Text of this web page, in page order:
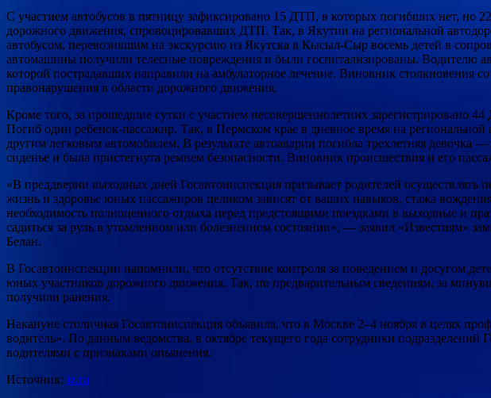
С участием автобусов в пятницу зафиксировано 15 ДТП, в которых погибших нет, но
дорожного движения, спровоцировавших ДТП. Так, в Якутии на региональной
автобусом, перевозившим на экскурсию из Якутска в Кысыл-Сыр восемь детей в
автомашины получили телесные повреждения и были госпитализированы. Водителю
которой пострадавших направили на амбулаторное лечение. Виновник столкновения
правонарушения в области дорожного движения.
Кроме того, за прошедшие сутки с участием несовершеннолетних зарегистрировано
Погиб один ребенок-пассажир. Так, в Пермском крае в дневное время на
другим легковым автомобилем. В результате автоаварии погибла трехлетняя
сиденье и была пристегнута ремнем безопасности. Виновник происшествия и его
«В преддверии выходных дней Госавтоинспекция призывает родителей осуществлять
жизнь и здоровье юных пассажиров целиком зависят от ваших навыков, стажа
необходимость полноценного отдыха перед предстоящими поездками в выходные и
садиться за руль в утомленном или болезненном состоянии», — заявил «Известиям»
Белан.
В Госавтоинспекции напомнили, что отсутствие контроля за поведением и досугом
юных участников дорожного движения. Так, по предварительным сведениям, за
получили ранения.
Накануне столичная Госавтоинспекция объявила, что в Москве 2–4 ноября в целях
водитель». По данным ведомства, в октябре текущего года сотрудники
водителями с признаками опьянения.
Источник: iz.ru